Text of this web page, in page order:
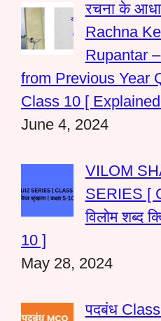
रचना के
Rachna
Rupantar
from Previous Year
Class 10 [
June 4, 2024
VILOM
SERIES [
विलोम शब्द
10 ]
May 28, 2024
पदबंध